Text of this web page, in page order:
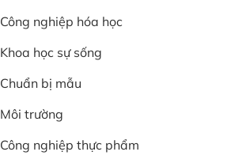
Công nghiệp hóa học
Khoa học sự sống
Chuẩn bị mẫu
Môi trường
Công nghiệp thực phẩm